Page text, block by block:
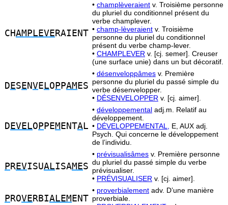
CHAMPLEVE RAIENT
• champlèveraient v. Troisième personne
du pluriel du conditionnel présent du
verbe champlever.
• champ-lèveraient v. Troisième
personne du pluriel du conditionnel
présent du verbe champ-lever.
• CHAMPLEVER v. [cj. semer]. Creuser
(une surface unie) dans un but décoratif.
D ES E NVE LO P PAM ES
• désenveloppâmes v. Première
personne du pluriel du passé simple du
verbe désenvelopper.
• DÉSENVELOPPER v. [cj. aimer].
D EVELO P PEM ENTAL
• développemental adj.m. Relatif au
développement.
• DÉVELOPPEMENTAL,
E, AUX adj.
Psych. Qui concerne le développement
de l’individu.
P REVISUALISAMES
• prévisualisâmes v. Première personne
du pluriel du passé simple du verbe
prévisualiser.
• PRÉVISUALISER v. [cj. aimer].
P ROVE RBIALEM ENT
• proverbialement adv. D’une manière
proverbiale.